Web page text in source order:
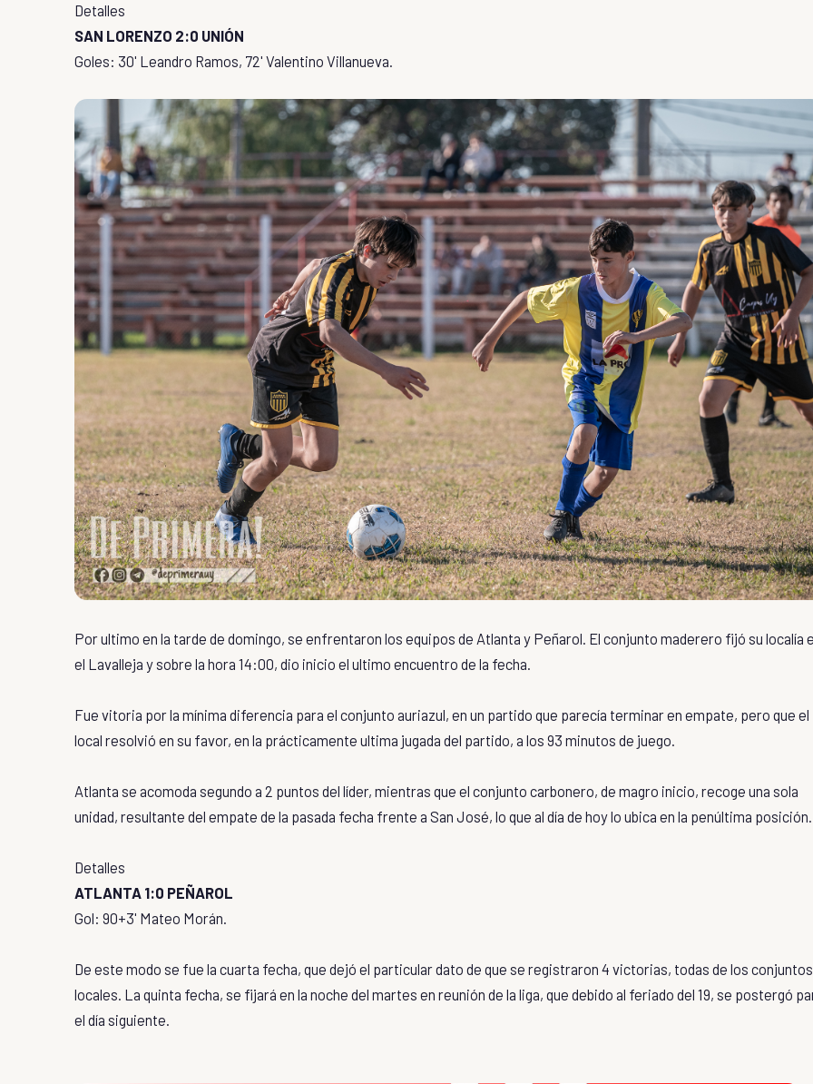
Detalles
SAN LORENZO 2:0 UNIÓN
Goles: 30' Leandro Ramos, 72' Valentino Villanueva.
Por ultimo en la tarde de domingo, se enfrentaron los equipos de Atlanta y Peñarol. El conjunto maderero fijó su localía
el Lavalleja y sobre la hora 14:00, dio inicio el ultimo encuentro de la fecha.
Fue vitoria por la mínima diferencia para el conjunto auriazul, en un partido que parecía terminar en empate, pero que el
local resolvió en su favor, en la prácticamente ultima jugada del partido, a los 93 minutos de juego.
Atlanta se acomoda segundo a 2 puntos del líder, mientras que el conjunto carbonero, de magro inicio, recoge una sola
unidad, resultante del empate de la pasada fecha frente a San José, lo que al día de hoy lo ubica en la penúltima posición.
Detalles
ATLANTA 1:0 PEÑAROL
Gol: 90+3' Mateo Morán.
De este modo se fue la cuarta fecha, que dejó el particular dato de que se registraron 4 victorias, todas de los conjuntos
locales. La quinta fecha, se fijará en la noche del martes en reunión de la liga, que debido al feriado del 19, se postergó
el día siguiente.